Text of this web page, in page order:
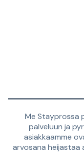
Me Stayprossa
palveluun ja
asiakkaamme
arvosana heijastaa